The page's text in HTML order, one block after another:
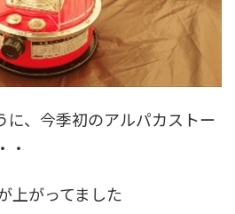
に、今季初のアルパカストー
・
上がってました